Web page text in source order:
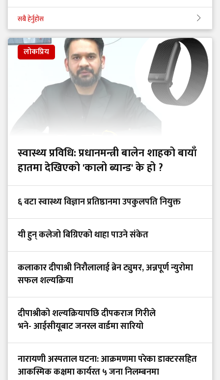
सबै हेर्नुहोस
लोकप्रिय
स्वास्थ्य प्रविधि: प्रधानमन्त्री बालेन शाहको बायाँ
हातमा देखिएको 'कालो ब्यान्ड' के हो ?
६ वटा स्वास्थ्य विज्ञान प्रतिष्ठानमा उपकुलपति नियुक्त
यी हुन् कलेजो बिग्रिएको थाहा पाउने संकेत
कलाकार दीपाश्री निरौलालाई ब्रेन ट्युमर, अन्नपूर्ण न्युरोमा
सफल शल्यक्रिया
दीपाश्रीको शल्यक्रियापछि दीपकराज गिरीले
भने- आईसीयूबाट जनरल वार्डमा सारियो
नारायणी अस्पताल घटना: आक्रमणमा परेका डाक्टरसहित
आकस्मिक कक्षमा कार्यरत ५ जना निलम्बनमा